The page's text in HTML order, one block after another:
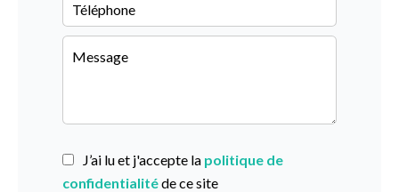
J’ai lu et j'accepte la politique de
confidentialitéde ce site